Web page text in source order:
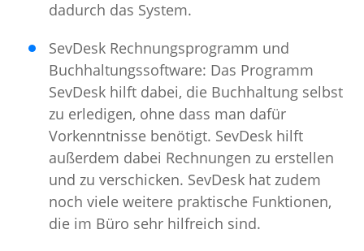
dadurch das System.
SevDesk Rechnungsprogramm und
Buchhaltungssoftware: Das Programm
SevDesk hilft dabei, die Buchhaltung selbst
zu erledigen, ohne dass man dafür
Vorkenntnisse benötigt. SevDesk hilft
außerdem dabei Rechnungen zu erstellen
und zu verschicken. SevDesk hat zudem
noch viele weitere praktische Funktionen,
die im Büro sehr hilfreich sind.